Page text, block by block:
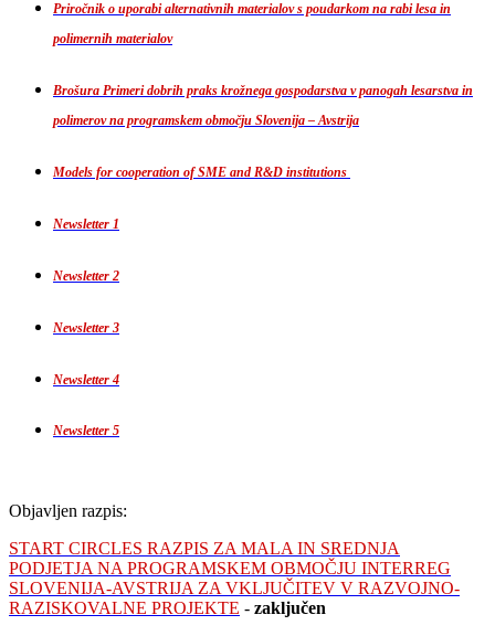
Priročnik o uporabi alternativnih materialov s poudarkom na rabi lesa in
polimernih materialov
Brošura Primeri dobrih praks krožnega gospodarstva v panogah lesarstva in
polimerov na programskem območju Slovenija – Avstrija
Models for cooperation of SME and R&D institutions
Newsletter 1
Newsletter 2
Newsletter 3
Newsletter 4
Newsletter 5
Objavljen razpis:
START CIRCLES RAZPIS ZA MALA IN SREDNJA
PODJETJA NA PROGRAMSKEM OBMOČJU INTERREG
SLOVENIJA-AVSTRIJA ZA VKLJUČITEV V RAZVOJNO-
RAZISKOVALNE PROJEKTE - zaključen